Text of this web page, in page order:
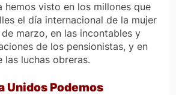
hemos visto en los millones que
el día internacional de la mujer
marzo, en las incontables y
de los pensionistas, y en
las luchas obreras.
Unidos Podemos